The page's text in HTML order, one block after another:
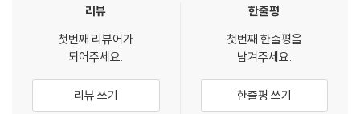
영진의 주된 관심사는 아이들의 ‘상상력’이었습니다. 건강한 상상력이야말
들이 살아갈 미래를 바꾸는 힘이라고 믿기 때문이지요. 12년 전 김영진 작
가는 그런 자신의 생각을 마음껏 펼쳐 볼 생각으로 〈나로와 펄럭이의 모험〉
시리즈를 시작했습니다. 주인공의 이름이 ‘나로’인 것도 ‘나로 인해 세상이
바뀐다’는 믿음을 어린이에게 전하고 싶었기 때문이지요.
리뷰
첫번째 리뷰어가
되어주세요.
리뷰 쓰기
한줄평
첫번째 한줄평을
남겨주세요.
한줄평 쓰기